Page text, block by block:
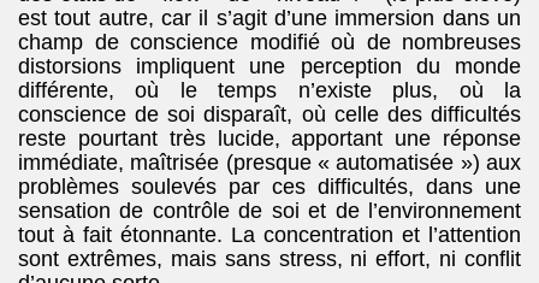
est tout autre, car il s’agit d’une immersion dans un
champ de conscience modifié où de nombreuses
distorsions impliquent une perception du monde
différente, où le temps n’existe plus, où la
conscience de soi disparaît, où celle des difficultés
reste pourtant très lucide, apportant une réponse
immédiate, maîtrisée (presque « automatisée ») aux
problèmes soulevés par ces difficultés, dans une
sensation de contrôle de soi et de l’environnement
tout à fait étonnante. La concentration et l’attention
sont extrêmes, mais sans stress, ni effort, ni conflit